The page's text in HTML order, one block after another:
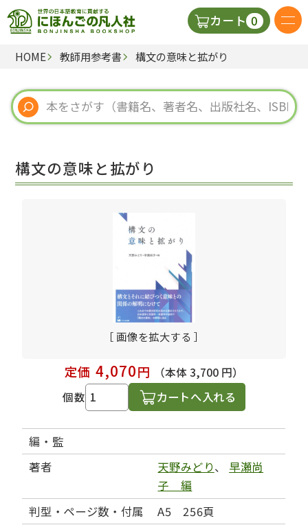
カート 0
日本語の教科書
視聴覚・補助教材
HOME 教師用参考書 構文の意味と拡がり
構文の意味と拡がり
［ 画像を拡大する ］
定価 4,070円
（本体 3,700 円）
個数
カートへ入れる
編・監
著者
天野みどり、 早瀬尚
子 編
判型・ページ数・付属
A5 256頁